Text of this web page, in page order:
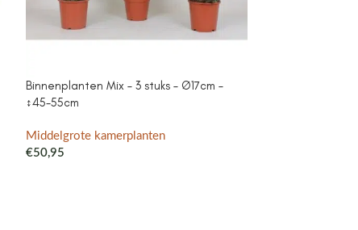
Binnenplanten Mix – 3 stuks – Ø17cm –
↕45-55cm
Middelgrote kamerplanten
€50,95